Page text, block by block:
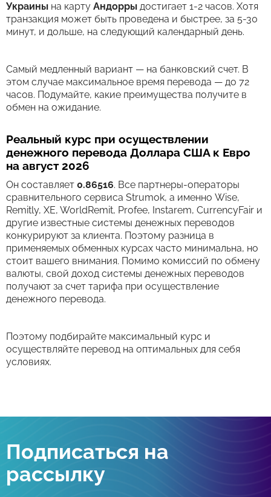
Украины на карту Андорры достигает 1-2 часов. Хотя
транзакция может быть проведена и быстрее, за 5-30
минут, и дольше, на следующий календарный день.
Самый медленный вариант — на банковский счет. В
этом случае максимальное время перевода — до 72
часов. Подумайте, какие преимущества получите в
обмен на ожидание.
Реальный курс при осуществлении
денежного перевода Доллара США к Евро
на август 2026
Он составляет 0.86516. Все партнеры-операторы
сравнительного сервиса Strumok, а именно Wise,
Remitly, XE, WorldRemit, Profee, Instarem, CurrencyFair и
другие известные системы денежных переводов
конкурируют за клиента. Поэтому разница в
применяемых обменных курсах часто минимальна, но
стоит вашего внимания. Помимо комиссий по обмену
валюты, свой доход системы денежных переводов
получают за счет тарифа при осуществление
денежного перевода.
Поэтому подбирайте максимальный курс и
осуществляйте перевод на оптимальных для себя
условиях.
Подписаться на
рассылку